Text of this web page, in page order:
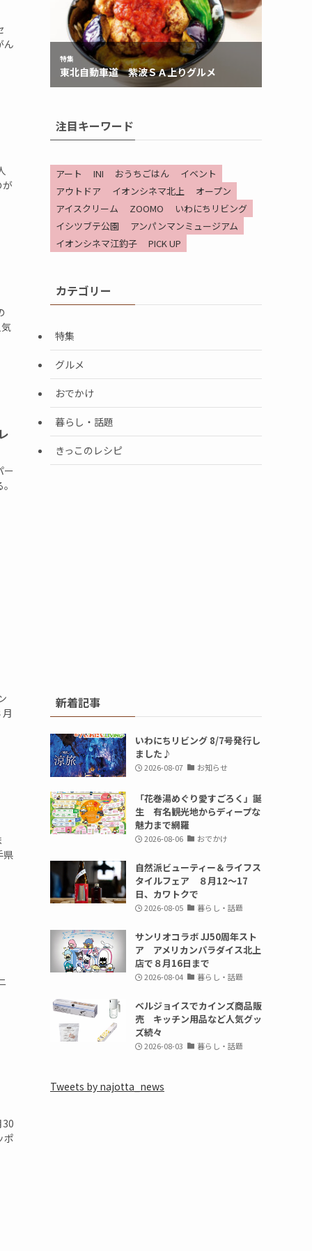
ん
ー
県
ポ
注目キーワード
アート INI おうちごはん
イベント
アウトドア
イオンシネマ北上
オープン
アイスクリーム
ZOOMO
いわにちリビング
イシツブテ公園
アンパンマンミュージアム
イオンシネマ江釣子
PICK UP
カテゴリー
特集
グルメ
おでかけ
暮らし・話題
きっこのレシピ
新着記事
いわにちリビング 8/7号発行し
ました♪
2026-08-07 お知らせ
「花巻湯めぐり愛すごろく」誕
生 有名観光地からディープな
魅力まで網羅
2026-08-06 おでかけ
自然派ビューティー＆ライフス
タイルフェア ８月12～17
日、カワトクで
2026-08-05 暮らし・話題
サンリオコラボ JJ50周年スト
ア アメリカンパラダイス北上
店で８月16日まで
2026-08-04 暮らし・話題
ベルジョイスでカインズ商品販
売 キッチン用品など人気グッ
ズ続々
2026-08-03 暮らし・話題
Tweets by najotta_news